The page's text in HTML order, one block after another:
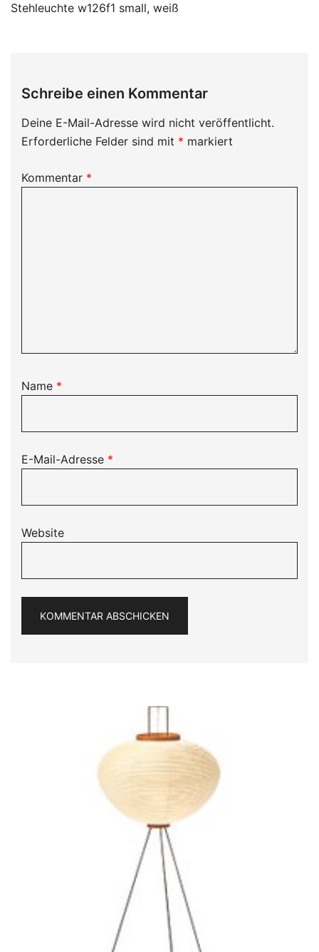
Stehleuchte w126f1 small, weiß
Schreibe einen Kommentar
Deine E-Mail-Adresse wird nicht veröffentlicht.
Erforderliche Felder sind mit * markiert
Kommentar *
Name *
E-Mail-Adresse *
Website